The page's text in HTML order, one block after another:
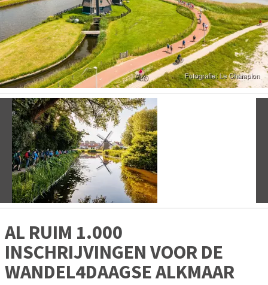
Vorige
AL RUIM 1.000
INSCHRIJVINGEN VOOR DE
WANDEL4DAAGSE ALKMAAR